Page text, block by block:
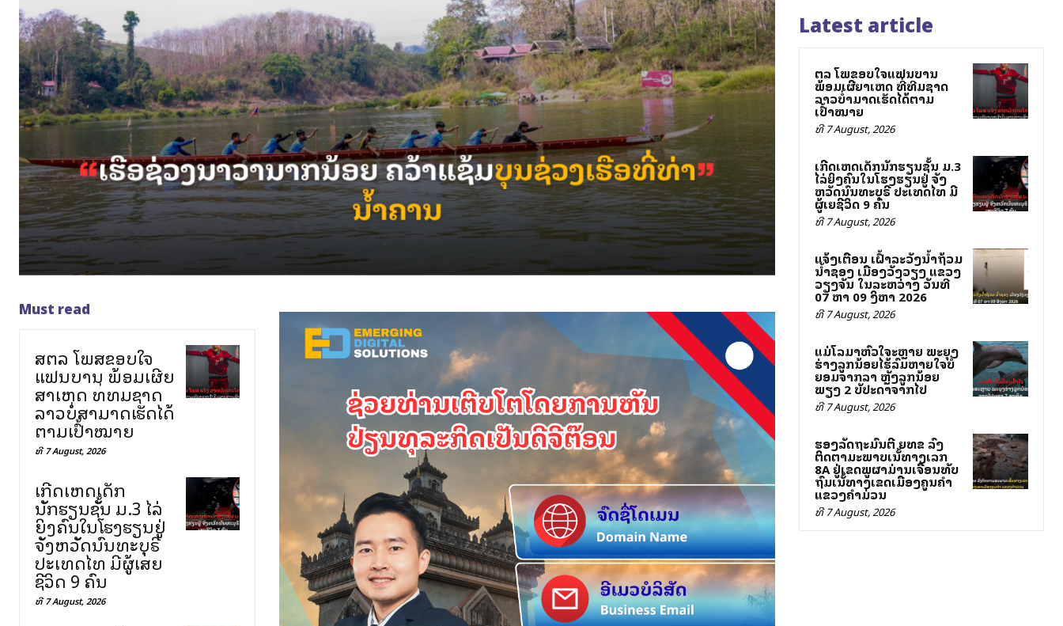
Must read
ສຕລ ໂພສຂອບໃຈ
ແຟນບານ ພ້ອມເຜີຍ
ສາເຫດ ທີ່ທີມຊາດ
ລາວບໍ່ສາມາດເຮັດໄດ້
ຕາມເປົ້າໝາຍ
ທີ 7 August, 2026
ເກີດເຫດເດັກ
ນັກຮຽນຊັ້ນ ມ.3 ໄລ່
ຍິງຄົນໃນໂຮງຮຽນຢູ່
ຈັງຫວັດນົນທະບຸຣີ
ປະເທດໄທ ມີຜູ້ເສຍ
ຊີວິດ 9 ຄົນ
ທີ 7 August, 2026
Latest article
ສຕລ ໂພສຂອບໃຈແຟນບານ
ພ້ອມເຜີຍສາເຫດ ທີ່ທີມຊາດ
ລາວບໍ່ສາມາດເຮັດໄດ້ຕາມ
ເປົ້າໝາຍ
ທີ 7 August, 2026
ເກີດເຫດເດັກນັກຮຽນຊັ້ນ ມ.3
ໄລ່ຍິງຄົນໃນໂຮງຮຽນຢູ່ ຈັງ
ຫວັດນົນທະບຸຣີ ປະເທດໄທ ມີ
ຜູ້ເສຍຊີວິດ 9 ຄົນ
ທີ 7 August, 2026
ແຈ້ງເຕືອນ ເຝົ້າລະວັງນ້ຳຖ້ວມ
ນ້ຳຊອງ ເມືອງວັງວຽງ ແຂວງ
ວຽງຈັນ ໃນລະຫວ່າງ ວັນທີ
07 ຫາ 09 ສິງຫາ 2026
ທີ 7 August, 2026
ແມ່ໂລມາຫົວໃຈສະຫຼາຍ ພະຍຸງ
ຮ່າງລູກນ້ອຍໄຮ້ລົມຫາຍໃຈບໍ່
ຍອມຈາກລາ ຫຼັງລູກນ້ອຍ
ພຽງ 2 ສັບປະດາຈາກໄປ
ທີ 7 August, 2026
ຮອງລັດຖະມົນຕີ ຍທຂ ລົງ
ຕິດຕາມສະພາບເສັ້ນທາງເລກ
8A ຢູ່ເຂດພູຜາມ່ານເຈື່ອນທັບ
ຖົມເສັ້ນທາງເຂດເມືອງຄູນຄໍາ
ແຂວງຄໍາມ່ວນ
ທີ 7 August, 2026